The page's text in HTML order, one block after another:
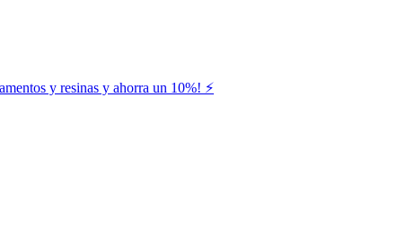
y resinas y ahorra un 10%! ⚡️